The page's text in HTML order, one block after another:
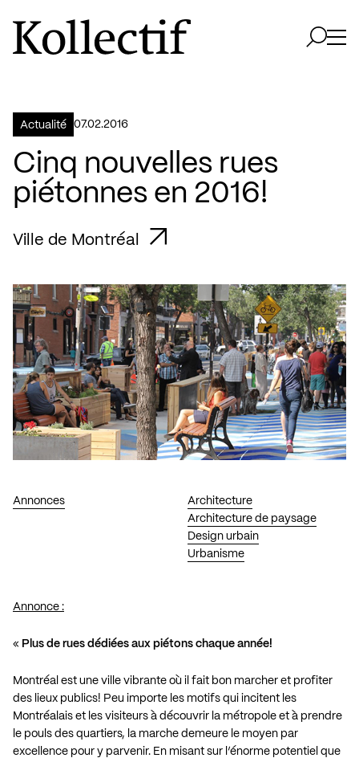
Aller à la page d'accueil
Logo Kollectif
Actualité 07.02.2016
Cinq nouvelles rues
piétonnes en 2016!
Ville de Montréal
Annonces
Architecture
Architecture de paysage
Design urbain
Urbanisme
Annonce :
« Plus de rues dédiées aux piétons chaque année!
Montréal est une ville vibrante où il fait bon marcher et profiter
des lieux publics! Peu importe les motifs qui incitent les
Montréalais et les visiteurs à découvrir la métropole et à prendre
le pouls des quartiers, la marche demeure le moyen par
excellence pour y parvenir. En misant sur l’énorme potentiel que